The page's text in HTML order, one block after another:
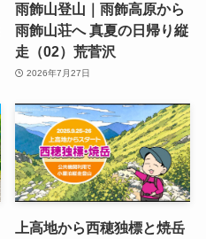
雨飾山登山｜雨飾高原から
雨飾山荘へ 真夏の日帰り縦
走（02）荒菅沢
2026年7月27日
上高地から西穂独標と焼岳